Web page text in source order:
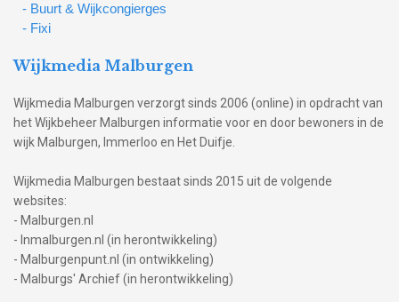
- Buurt & Wijkcongierges
- Fixi
Wijkmedia Malburgen
Wijkmedia Malburgen verzorgt sinds 2006 (online) in opdracht van
het Wijkbeheer Malburgen informatie voor en door bewoners in de
wijk Malburgen, Immerloo en Het Duifje.
Wijkmedia Malburgen bestaat sinds 2015 uit de volgende
websites:
- Malburgen.nl
- Inmalburgen.nl (in herontwikkeling)
- Malburgenpunt.nl (in ontwikkeling)
- Malburgs' Archief (in herontwikkeling)